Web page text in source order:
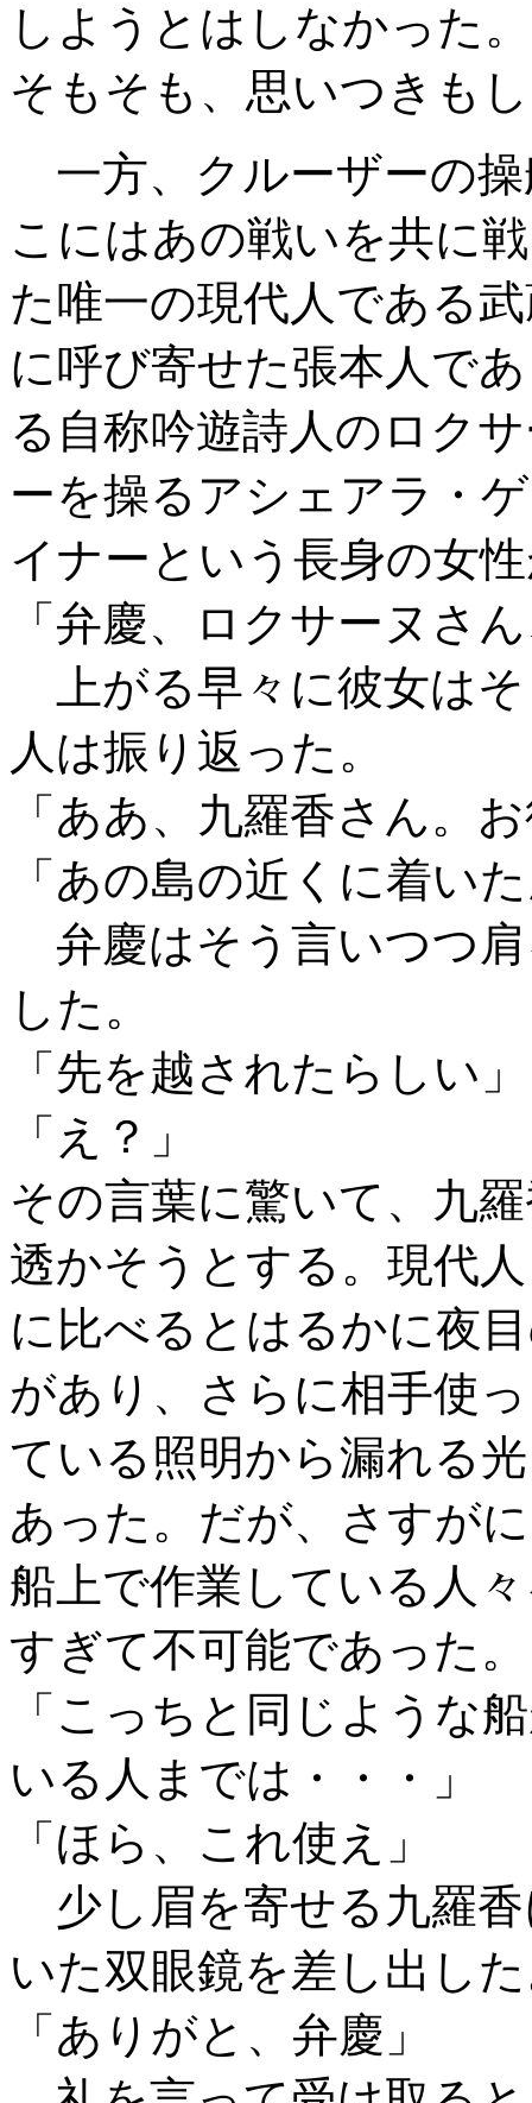
しようとはしなかった。
そもそも、思いつきも
一方、クルーザーの
こにはあの戦いを共に
た唯一の現代人である
に呼び寄せた張本人であ
る自称吟遊詩人のロク
ーを操るアシェアラ・ゲ
イナーという長身の女
「弁慶、ロクサーヌさ
上がる早々に彼女は
人は振り返った。
「ああ、九羅香さん。
「あの島の近くに着い
弁慶はそう言いつつ
した。
「先を越されたらしい」
「え？」
その言葉に驚いて、九
透かそうとする。現代人
に比べるとはるかに夜
があり、さらに相手使っ
ている照明から漏れる
あった。だが、さすがに
船上で作業している人
すぎて不可能であった。
「こっちと同じような
いる人までは・・・」
「ほら、これ使え」
少し眉を寄せる九羅
いた双眼鏡を差し出し
「ありがと、弁慶」